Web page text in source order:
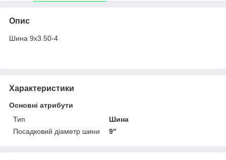
Опис
Шина 9х3.50-4
Характеристики
Основні атрибути
Тип
Шина
Посадковий діаметр шини
9"